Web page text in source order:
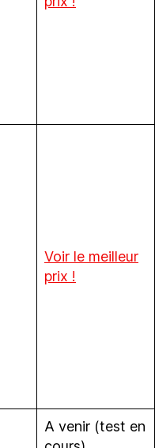
Voir le meilleur
prix !
A venir (test en